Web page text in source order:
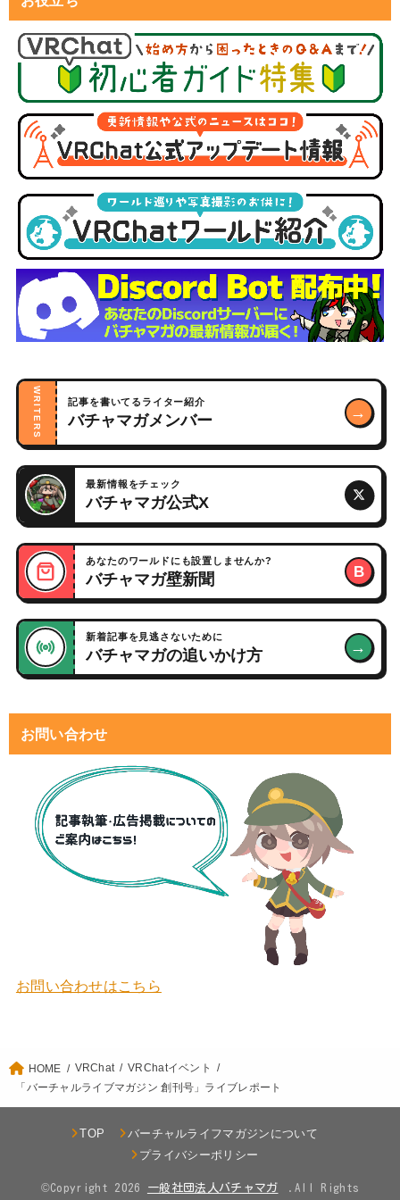
WRITERS 記事を書いてるライター紹介
バチャマガメンバー →
最新情報をチェック
バチャマガ公式X
あなたのワールドにも設置しませんか?
バチャマガ壁新聞 B
新着記事を見逃さないために
バチャマガの追いかけ方 →
お問い合わせ
お問い合わせはこちら
HOME VRChat
VRChatイベント
「バーチャルライブマガジン 創刊号」ライブレポート
TOP
バーチャルライフマガジンについて
プライバシーポリシー
©Copyright 2026 .All Rights